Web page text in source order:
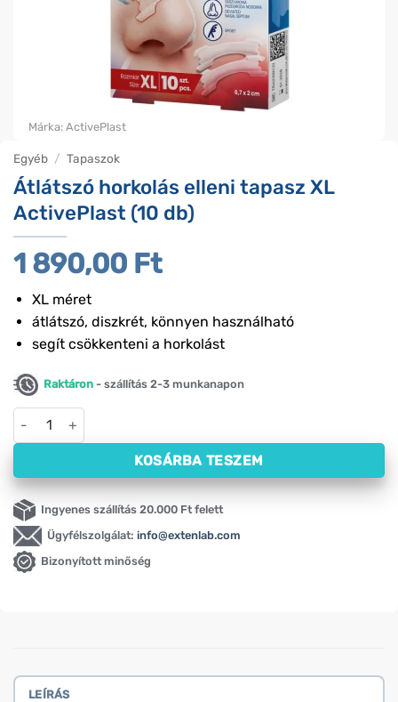
Egyéb / Tapaszok
Átlátszó horkolás elleni tapasz XL
ActivePlast (10 db)
1 890,00 Ft
XL méret
átlátszó, diszkrét, könnyen használható
segít csökkenteni a horkolást
Raktáron - szállítás 2-3 munkanapon
Átlátszó horkolás elleni tapasz XL ActivePlast (10 db)
KOSÁRBA TESZEM
Ingyenes szállítás 20.000 Ft felett
Ügyfélszolgálat: info@extenlab.com
Bizonyított minőség
Márka: ActivePlast
LEÍRÁS